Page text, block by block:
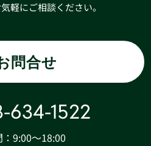
軽にご相談ください。
問合せ
634-1522
9:00〜18:00